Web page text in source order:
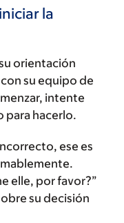
la
orientación
su equipo de
intente
para hacerlo.
ese es
elle, por favor?”
su decisión